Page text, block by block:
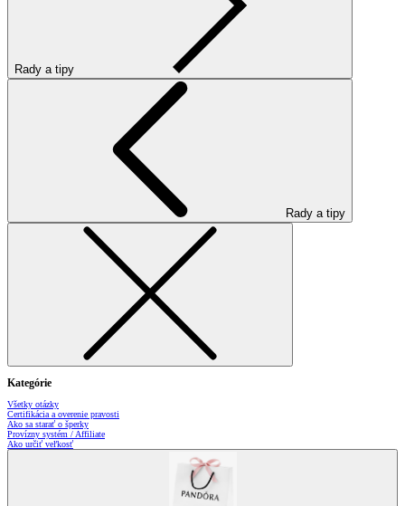
Rady a tipy
Rady a tipy
Kategórie
Všetky otázky
Certifikácia a overenie pravosti
Ako sa starať o šperky
Provízny systém / Affiliate
Ako určiť veľkosť